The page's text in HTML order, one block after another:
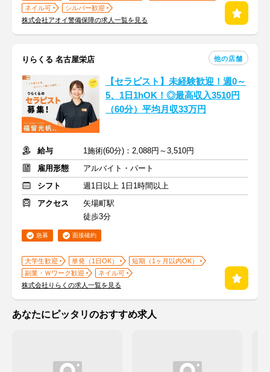
ネイル可
シルバー歓迎
株式会社アオイ警備保障の求人一覧を見る
りらくる 名古屋栄店 他の店舗
【セラピスト】未経験歓迎！週0～
5、1日1hOK！◎最高収入3510円
（60分）平均月収33万円
給与
1施術(60分)：2,088円～3,510円
雇用形態
アルバイト・パート
シフト
週1日以上 1日1時間以上
アクセス
矢場町駅
徒歩3分
急募 面接確約
大学生歓迎 単発（1日OK）
短期（1ヶ月以内OK）
副業・Ｗワーク歓迎
ネイル可
株式会社りらくの求人一覧を見る
あなたにピッタリのおすすめ求人